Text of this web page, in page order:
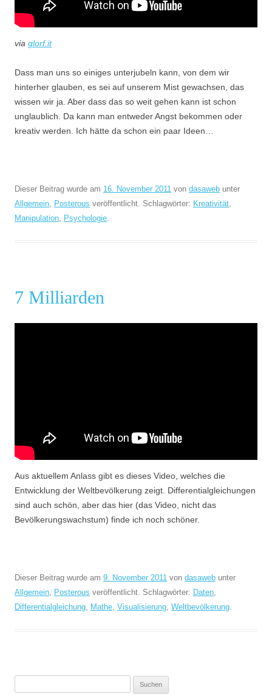
via glorf.it
Dass man uns so einiges unterjubeln kann, von dem wir
hinterher glauben, es sei auf unserem Mist gewachsen, das
wissen wir ja. Aber dass das so weit gehen kann ist schon
unglaublich. Da kann man entweder Angst bekommen oder
kreativ werden. Ich hätte da schon ein paar Ideen…
Dieser Beitrag wurde am 16. November 2011 von dasaweb unter
Allgemein, Posterous veröffentlicht. Schlagwörter: Kreativität,
Manipulation, Psychologie.
7 Milliarden
Aus aktuellem Anlass gibt es dieses Video, welches die
Entwicklung der Weltbevölkerung zeigt. Differentialgleichungen
sind auch schön, aber das hier (das Video, nicht das
Bevölkerungswachstum) finde ich noch schöner.
Dieser Beitrag wurde am 9. November 2011 von dasaweb unter
Allgemein, Posterous veröffentlicht. Schlagwörter: Daten,
Differentialgleichung, Mathe, Visualisierung, Weltbevölkerung.